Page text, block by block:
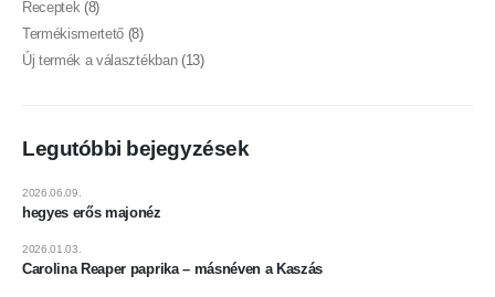
Receptek(8)
Termékismertető (8)
Új termék a választékban(13)
Legutóbbi bejegyzések
hegyes erős majonéz
2026.06.09.
Carolina Reaper paprika – másnéven a Kaszás
2026.01.03.